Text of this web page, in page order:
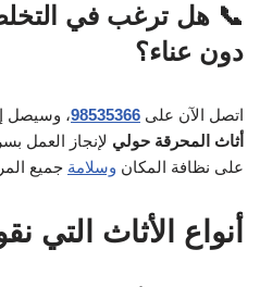
📞 هل ترغب في
دون عناء؟
اتصل الآن على 98535366، وسيصل
أثاث المحرقة حولي لإنجاز العمل
على نظافة المكان وسلامة جميع
أنواع الأثاث التي